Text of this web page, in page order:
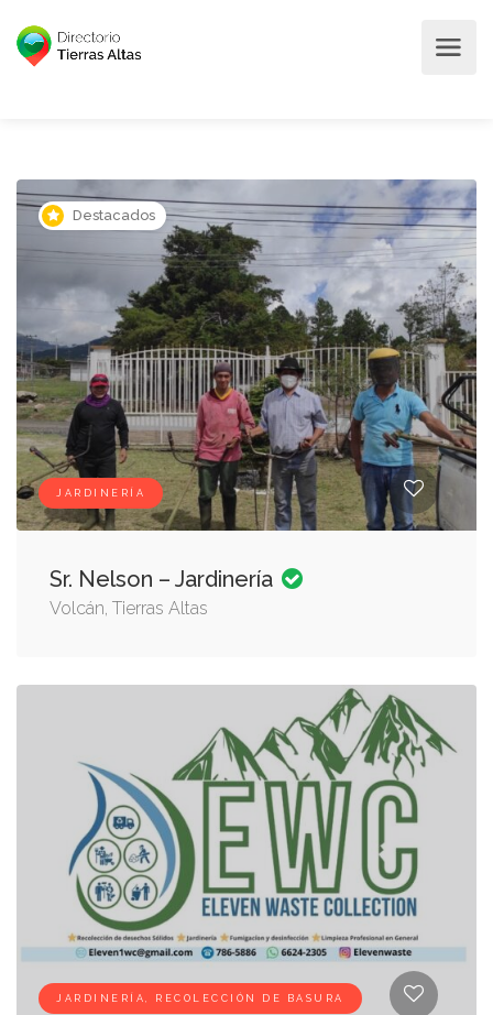
Destacados
JARDINERÍA
Sr. Nelson – Jardinería
Volcán, Tierras Altas
JARDINERÍA, RECOLECCIÓN DE BASURA